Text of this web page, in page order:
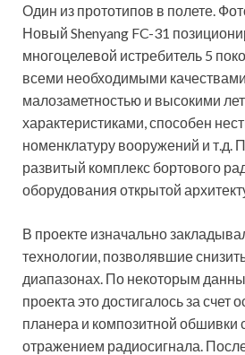
Один из прототипов в полете.
Новый Shenyang FC-31
многоцелевой истребитель 5
всеми необходимыми
малозаметностью и высокими
характеристиками, способен
номенклатуру вооружений и т.д.
развитый комплекс бортового
оборудования открытой
В проекте изначально
технологии, позволявшие
диапазонах. По некоторым
проекта это достигалось за счет
планера и композитной
отражением радиосигнала.